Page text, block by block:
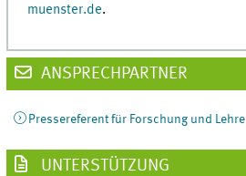
muenster.de.
ANSPRECHPARTNER
Pressereferent für Forschung und Lehre
UNTERSTÜTZUNG